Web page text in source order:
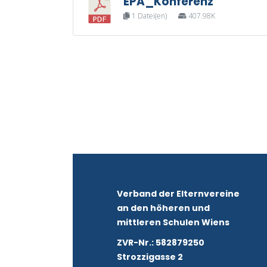
1 Datei(en) 407.98K
Verband der Elternvereine
an den höheren und
mittleren Schulen Wiens
ZVR-Nr.: 582879250
Strozzigasse 2